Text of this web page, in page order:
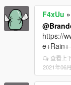
F4xUu »
https://
查看上
2021年06